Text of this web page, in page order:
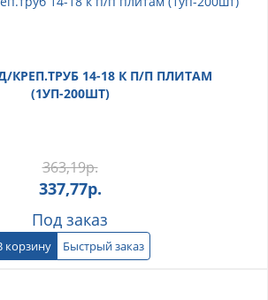
14-18 К П/П ПЛИТАМ
(1УП-200ШТ)
363,19р.
337,77р.
Под заказ
корзину Быстрый заказ